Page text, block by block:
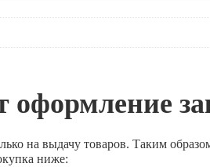
оформление
на выдачу товаров. Таким
ниже: